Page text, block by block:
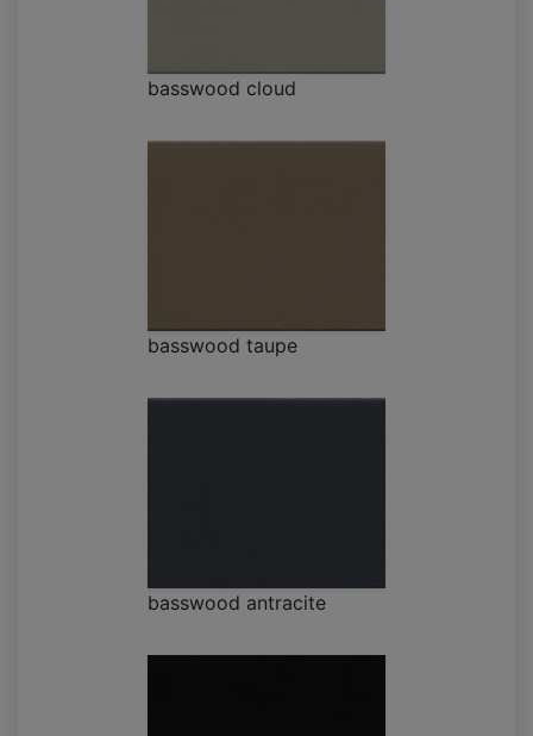
basswood cloud
basswood taupe
basswood antracite